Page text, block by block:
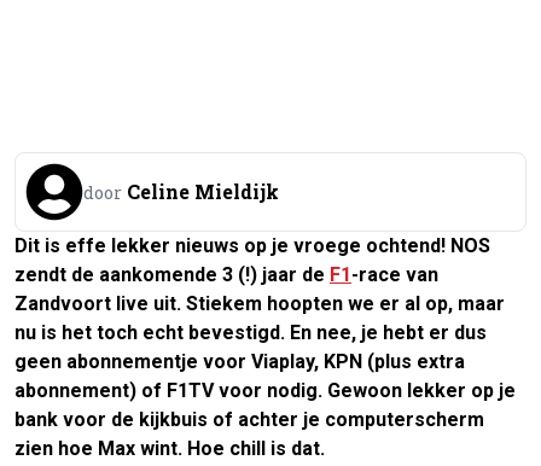
door Celine Mieldijk
Dit is effe lekker nieuws op je vroege ochtend! NOS
zendt de aankomende 3 (!) jaar de F1-race van
Zandvoort live uit. Stiekem hoopten we er al op, maar
nu is het toch echt bevestigd. En nee, je hebt er dus
geen abonnementje voor Viaplay, KPN (plus extra
abonnement) of F1TV voor nodig. Gewoon lekker op je
bank voor de kijkbuis of achter je computerscherm
zien hoe Max wint. Hoe chill is dat.